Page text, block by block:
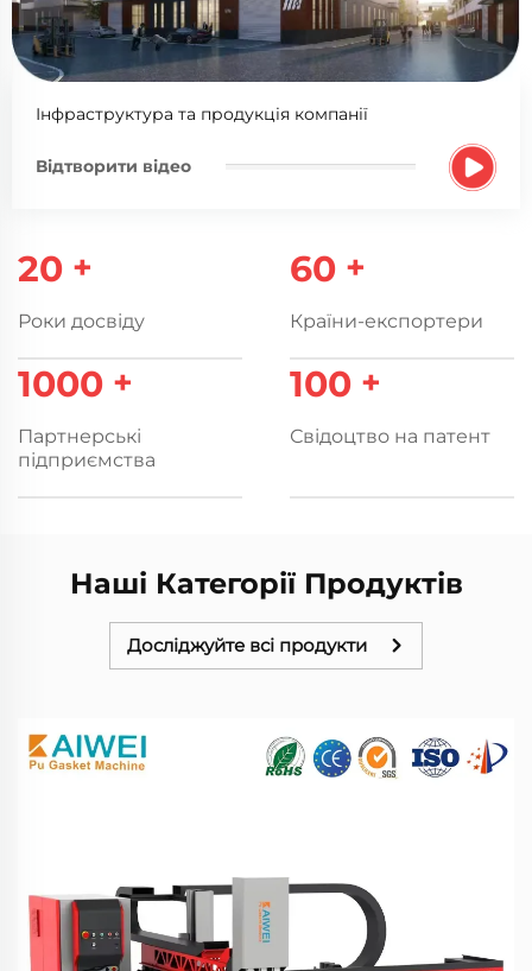
Інфраструктура та продукція компанії
Відтворити відео
20 +
Роки досвіду
60 +
Країни-експортери
1000 +
Партнерські
підприємства
100 +
Свідоцтво на патент
Наші Категорії Продуктів
Досліджуйте всі продукти